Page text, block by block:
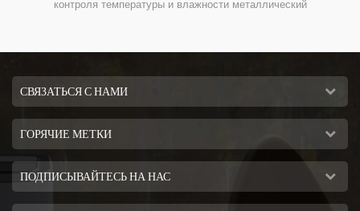
внутреннего и наружного, коммерческого и
СВЯЗАТЬСЯ С НАМИ
ГОРЯЧИЕ МЕТКИ
ПОДПИСЫВАЙТЕСЬ НА НАС